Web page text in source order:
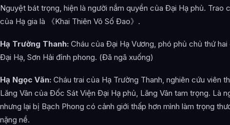
Nguyệt bát trọng, hiện là người nắm quyền của Đại Hạ phủ. Trao
của Hạ gia là 《Khai Thiên Vô Số Đao》.
Hạ Trường Thanh: Cháu của Đại Hạ Vương, phó phủ chủ thứ
Đại Hạ, Sơn Hải đỉnh phong. (Đã ngã xuống)
Hạ Ngọc Văn: Cháu trai của Hạ Trường Thanh, nghiên cứu viên
Lăng Vân của Đốc Sát Viện Đại Hạ phủ, Lăng Vân tam trọng. Là
nhưng lại bị Bạch Phong có cảnh giới thấp hơn mình làm trọng
nặng nề.